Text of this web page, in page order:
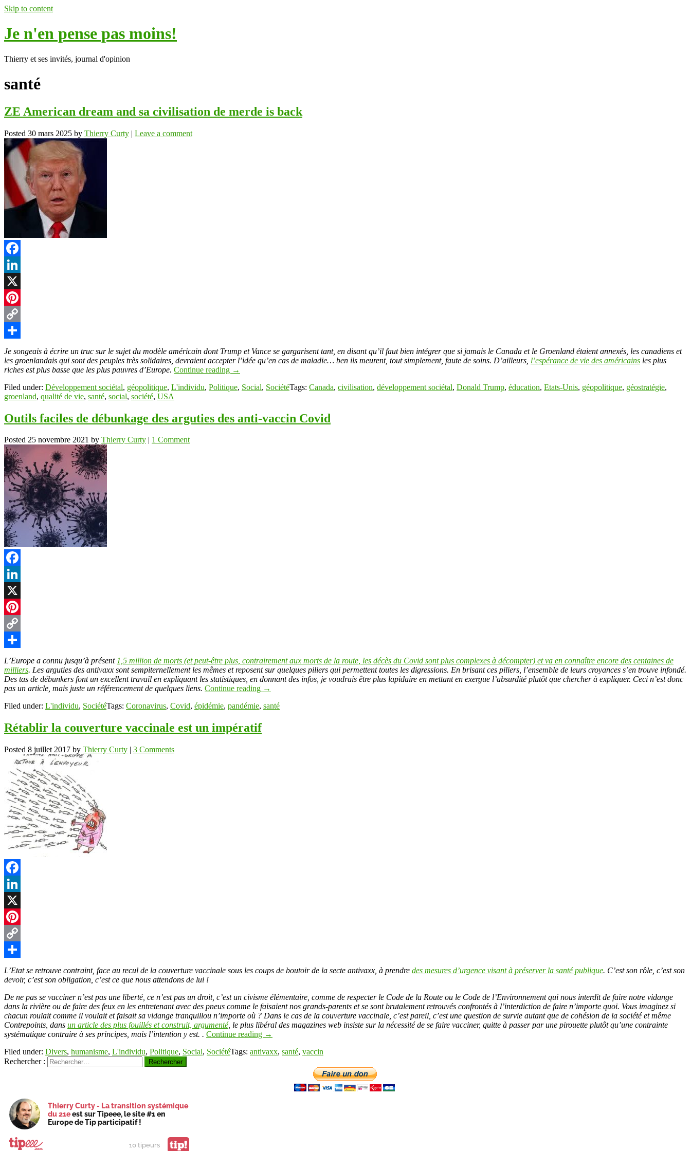
Skip to content
Je n'en pense pas moins!
Thierry et ses invités, journal d'opinion
santé
ZE American dream and sa civilisation de merde is back
Posted 30 mars 2025 by Thierry Curty | Leave a comment
Facebook
LinkedIn
X
Pinterest
Copy
Link
Partager
Je songeais à écrire un truc sur le sujet du modèle américain dont Trump et Vance se gargarisent tant, en disant qu’il faut bien intégrer que si jamais le Canada et le Groenland étaient annexés, les canadiens et
les groenlandais qui sont des peuples très solidaires, devraient accepter l’idée qu’en cas de maladie… ben ils meurent, tout simplement, faute de soins. D’ailleurs, l’espérance de vie des américains les plus
riches est plus basse que les plus pauvres d’Europe. Continue reading →
Filed under: Développement sociétal, géopolitique, L'individu, Politique, Social, SociétéTags: Canada, civilisation, développement sociétal, Donald Trump, éducation, Etats-Unis, géopolitique, géostratégie,
groenland, qualité de vie, santé, social, société, USA
Outils faciles de débunkage des arguties des anti-vaccin Covid
Posted 25 novembre 2021 by Thierry Curty 1 Comment
Facebook
LinkedIn
X
Pinterest
Copy
Link
Partager
L’Europe a connu jusqu’à présent1,5 million de morts (et peut-être plus, contrairement aux morts de la route, les décès du Covid sont plus complexes à décompter) et va en connaître encore des centaines de
milliers. Les arguties des antivaxx sont sempiternellement les mêmes et reposent sur quelques piliers qui permettent toutes les digressions. En brisant ces piliers, l’ensemble de leurs croyances s’en trouve infondé.
Des tas de débunkers font un excellent travail en expliquant les statistiques, en donnant des infos, je voudrais être plus lapidaire en mettant en exergue l’absurdité plutôt que chercher à expliquer. Ceci n’est donc
pas un article, mais juste un référencement de quelques liens. Continue reading →
Filed under: L'individu, SociétéTags: Coronavirus, Covid, épidémie, pandémie, santé
Rétablir la couverture vaccinale est un impératif
Posted 8 juillet 2017 by Thierry Curty | 3 Comments
Facebook
LinkedIn
X
Pinterest
Copy
Link
Partager
L’Etat se retrouve contraint, face au recul de la couverture vaccinale sous les coups de boutoir de la secte antivaxx, à prendre des mesures d’urgence visant à préserver la santé publique. C’est son rôle, c’est son
devoir, c’est son obligation, c’est ce que nous attendons de lui !
De ne pas se vacciner n’est pas une liberté, ce n’est pas un droit, c’est un civisme élémentaire, comme de respecter le Code de la Route ou le Code de l’Environnement qui nous interdit de faire notre vidange
dans la rivière ou de faire des feux en les entretenant avec des pneus comme le faisaient nos grands-parents et se sont brutalement retrouvés confrontés à l’interdiction de faire n’importe quoi. Vous imaginez si
chacun roulait comme il voulait et faisait sa vidange tranquillou n’importe où ? Dans le cas de la couverture vaccinale, c’est pareil, c’est une question de survie autant que de cohésion de la société et même
Contrepoints, dans un article des plus fouillés et construit, argumenté, le plus libéral des magazines web insiste sur la nécessité de se faire vacciner, quitte à passer par une pirouette plutôt qu’une contrainte
systématique contraire à ses principes, mais l’intention y est. . Continue reading →
Filed under: Divers, humanisme, L'individu, Politique, Social, SociétéTags: antivaxx, santé, vaccin
Rechercher :
Thierry Curty - La transition systémique
du 21eest sur Tipeee, le site #1 en
Europe de Tip participatif !
10 tipeurs tip!